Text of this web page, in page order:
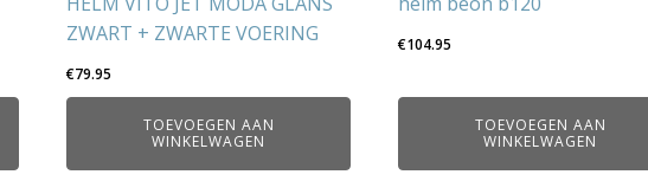
ZWART + ZWARTE VOERING
€79.95
TOEVOEGEN AAN
WINKELWAGEN
€104.95
TOEVOEGEN AAN
WINKELWAGEN